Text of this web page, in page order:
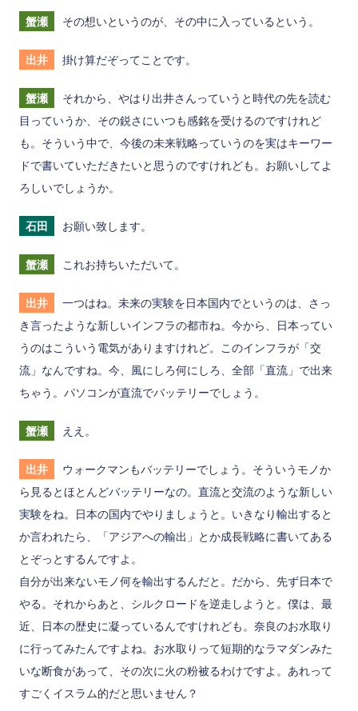
蟹瀬 その想いというのが、その中に入っているという。
出井 掛け算だぞってことです。
蟹瀬
それから、やはり出井さんっていうと時代の先を読む
目っていうか、その鋭さにいつも感銘を受けるのですけれど
も。そういう中で、今後の未来戦略っていうのを実はキーワー
ドで書いていただきたいと思うのですけれども。お願いしてよ
ろしいでしょうか。
石田 お願い致します。
蟹瀬 これお持ちいただいて。
出井
一つはね。未来の実験を日本国内でというのは、さっ
き言ったような新しいインフラの都市ね。今から、日本ってい
うのはこういう電気がありますけれど。このインフラが「交
流」なんですね。今、風にしろ何にしろ、全部「直流」で出来
ちゃう。パソコンが直流でバッテリーでしょう。
蟹瀬 ええ。
出井
ウォークマンもバッテリーでしょう。そういうモノか
ら見るとほとんどバッテリーなの。直流と交流のような新しい
実験をね。日本の国内でやりましょうと。いきなり輸出すると
か言われたら、「アジアへの輸出」とか成長戦略に書いてある
とぞっとするんですよ。
自分が出来ないモノ何を輸出するんだと。だから、先ず日本で
やる。それからあと、シルクロードを逆走しようと。僕は、最
近、日本の歴史に凝っているんですけれども。奈良のお水取り
に行ってみたんですよね。お水取りって短期的なラマダンみた
いな断食があって、その次に火の粉被るわけですよ。あれって
すごくイスラム的だと思いません？